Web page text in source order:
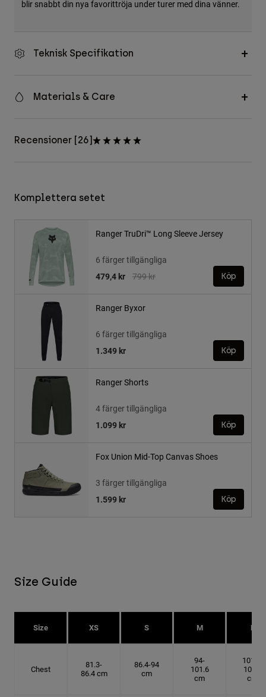
blir snabbt din nya favorittröja under turer med dina vänner.
Teknisk Specifikation
Materials & Care
Recensioner [26]
Komplettera setet
Ranger TruDri™ Long Sleeve Jersey
6 färger tillgängliga
Price reduced from
799 krto
479,4 kr Köp
Ranger Byxor
6 färger tillgängliga
1.349 kr
Köp
Ranger Shorts
4 färger tillgängliga
1.099 kr
Köp
Fox Union Mid-Top Canvas Shoes
3 färger tillgängliga
1.599 kr
Köp
Size Guide
Size XS S M L
Chest
81.3-
86.4 cm
86.4-94
cm
94-
101.6
cm
101.6-
109.2
cm